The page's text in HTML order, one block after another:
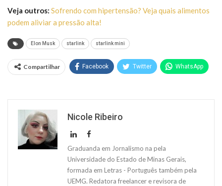
Veja outros: Sofrendo com hipertensão? Veja quais alimentos
podem aliviar a pressão alta!
Elon Musk starlink starlink mini
Compartilhar Facebook Twitter WhatsApp
Nicole Ribeiro
Graduanda em Jornalismo na pela
Universidade do Estado de Minas Gerais,
formada em Letras - Português também pela
UEMG. Redatora freelancer e revisora de